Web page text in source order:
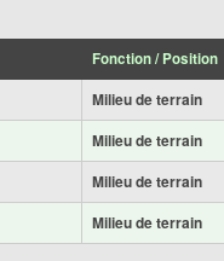
Fonction / Position
Milieu de terrain
Milieu de terrain
Milieu de terrain
Milieu de terrain